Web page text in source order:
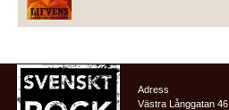
Adress
Västra Långgatan 46